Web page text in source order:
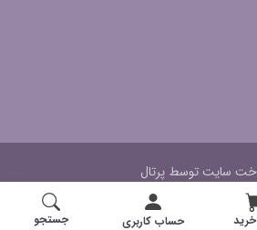
حساب کاربری جستجو
سایت توسطپرتال